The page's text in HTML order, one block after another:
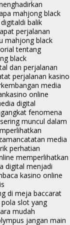
mahjong black
di balik
perjalanan
mahjong black
tentang
black
dan perjalanan
perjalanan kasino
media
kasino online
digital
fenomena
muncul dalam
catatan media
perhatian
memperlihatkan
digital menjadi
kasino online
di meja baccarat
slot yang
mudah
jangan main